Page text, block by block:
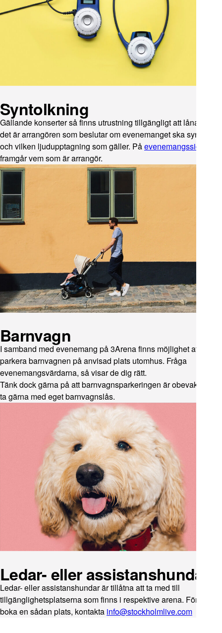
Syntolkning
Gällande konserter så finns utrustning tillgängligt att låna men
det är arrangören som beslutar om evenemanget ska syntolkas
och vilken ljudupptagning som gäller. Påevenemangssidan
framgår vem som är arrangör.
Barnvagn
I samband med evenemang på 3Arena finns möjlighet att
parkera barnvagnen på anvisad plats utomhus. Fråga
evenemangsvärdarna, så visar de dig rätt.
Tänk dock gärna på att barnvagnsparkeringen är obevakad så
ta gärna med eget barnvagnslås.
Ledar- eller assistanshundar
Ledar- eller assistanshundar är tillåtna att ta med till
tillgänglighetsplatserna som finns i respektive arena. För att
boka en sådan plats, kontakta info@stockholmlive.com